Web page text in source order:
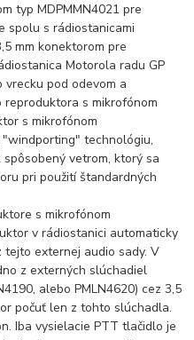
typ MDPMMN4021 pre
spolu s rádiostanicami
mm konektorom pre
Motorola radu GP
pod odevom a
s mikrofónom
s mikrofónom
"windporting" technológiu,
vetrom, ktorý sa
pri použití štandardných
s mikrofónom
v rádiostanici automaticky
externej audio sady. V
z externých slúchadiel
alebo PMLN4620) cez 3,5
počuť len z tohto slúchadla.
Iba vysielacie PTT tlačidlo je